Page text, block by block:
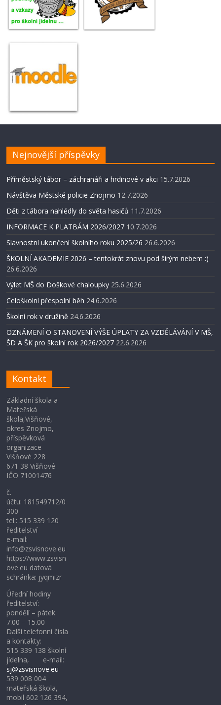
Nejnovější příspěvky
Příměstský tábor – záchranáři a hrdinové v akci 15.7.2026
Návštěva Městské policie Znojmo 12.7.2026
Děti z tábora nahlédly do světa hasičů 11.7.2026
INFORMACE K PLATBÁM 2026/2027 10.7.2026
Slavnostní ukončení školního roku 2025/26 26.6.2026
ŠKOLNÍ AKADEMIE 2026 – tentokrát znovu pod širým nebem :)
26.6.2026
Výlet MŠ do Doškové chaloupky 25.6.2026
Celoškolní přespolní běh 24.6.2026
Školní rok v družině 24.6.2026
OZNÁMENÍ O STANOVENÍ VÝŠE ÚPLATY ZA VZDĚLÁVÁNÍ V MŠ,
ŠD A ŠK pro školní rok 2026/2027 22.6.2026
Kontakt
Základní škola a
Mateřská
škola,Višňové,
okres Znojmo,
příspěvková
organizace
Višňové 228
671 38 Višňové
IČO 71001476
č.
účtu: 181549712/0
300
tel.: 515 339 120
ředitelství
e-mail:
info@zsvisnove.eu
https://www.zsvisn
ove.eu datová
schránka: jyqmizr
Úřední hodiny
ředitelství:
pondělí – pátek
7.00 – 15.00
Další telefonní čísla
a kontakty:
515 339 138 školní
jídelna, e-mail:
sj@zsvisnove.eu
539 008 004
mateřská škola,
mobil 602 126 394,